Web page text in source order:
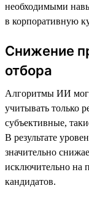
необходимыми
в корпоративную
Снижение
отбора
Алгоритмы ИИ
учитывать только
субъективные,
В результате
значительно
исключительно на
кандидатов.